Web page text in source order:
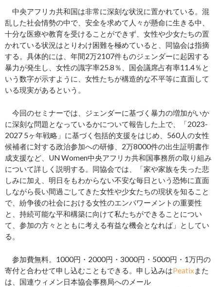
中央アフリカ共和国は非常に深刻な状況に置かれている。混
乱した社会情勢の中で、安全を求めて人々が懸命に生きる中、
十分な医療や教育を受けることができず、女性や少女たちの置
かれている状況はとりわけ困難を極めていると、同協会は指摘
する。具体的には、年間2万2107件ものジェンダーに起因する
暴力が発生し、女性の識字率25.8％、国会議席占有率11.4％と
いう数字が示すように、女性たちが構造的な不平等に直面して
いる現実があるという。
今回のセミナーでは、ジェンダーに基づく暴力の増加がいか
に深刻な問題となっているかについて報告した上で、「2023-
2027 5ヶ年戦略」に基づく包括的支援をはじめ、560人の女性
候補者に対する政治参加への研修、2万8000件の出生証明書作
成支援など、UN Women中央アフリカ共和国事務所の取り組み
について詳しく説明する。同協会では、「家や家族を失った悲
しみに加え、明日をもわからない不安な毎日という恐怖に直面
しながら長い間過ごしてきた女性や少女たちの現状を知ること
で、紛争後の社会における女性のエンパワーメントの重要性
と、持続可能な平和構築に向けて私たちができることについ
て、参加の方々とともに考える有益な機会となれば」としてい
る。
参加費無料。1000円・2000円・3000円・5000円・1万円の
寄付と合わせて申し込むこともできる。申し込みはPeatixまた
は、国連ウィメン日本協会事務局へのメール